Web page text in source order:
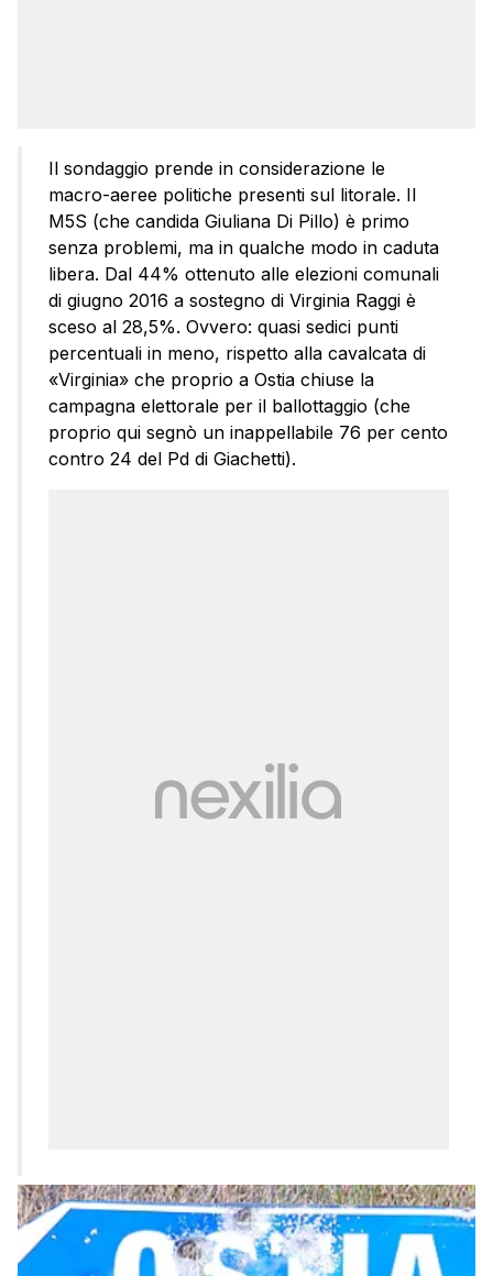
Il sondaggio prende in considerazione le
macro-aeree politiche presenti sul litorale. Il
M5S (che candida Giuliana Di Pillo) è primo
senza problemi, ma in qualche modo in caduta
libera. Dal 44% ottenuto alle elezioni comunali
di giugno 2016 a sostegno di Virginia Raggi è
sceso al 28,5%. Ovvero: quasi sedici punti
percentuali in meno, rispetto alla cavalcata di
«Virginia» che proprio a Ostia chiuse la
campagna elettorale per il ballottaggio (che
proprio qui segnò un inappellabile 76 per cento
contro 24 del Pd di Giachetti).